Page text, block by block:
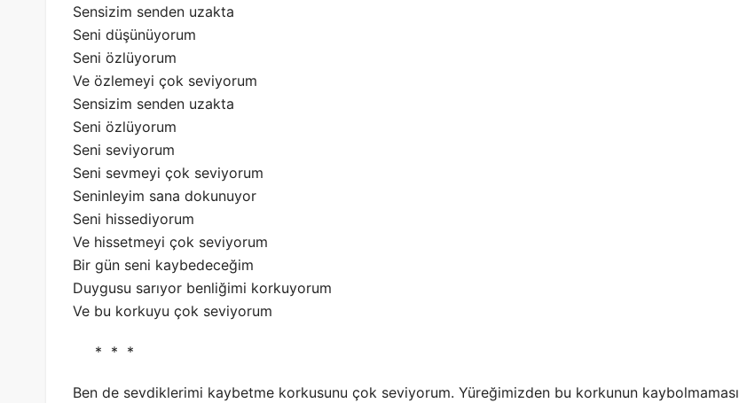
Sensizim senden uzakta
Seni düşünüyorum
Seni özlüyorum
Ve özlemeyi çok seviyorum
Sensizim senden uzakta
Seni özlüyorum
Seni seviyorum
Seni sevmeyi çok seviyorum
Seninleyim sana dokunuyor
Seni hissediyorum
Ve hissetmeyi çok seviyorum
Bir gün seni kaybedeceğim
Duygusu sarıyor benliğimi korkuyorum
Ve bu korkuyu çok seviyorum
* * *
Ben de sevdiklerimi kaybetme korkusunu çok seviyorum. Yüreğimizden bu korkunun kaybolmaması